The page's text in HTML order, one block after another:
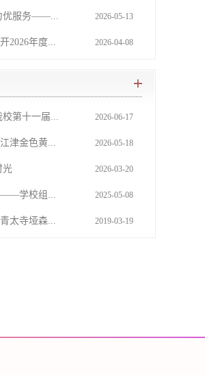
优服务——... 2026-05-13
2026年度... 2026-04-08
第十一届... 2026-06-17
津金色黄... 2026-05-18
光 2026-03-20
——学校组... 2025-05-08
太寺垭森... 2019-03-19